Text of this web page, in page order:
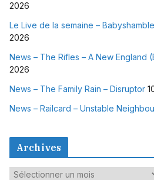
2026
Le Live de la semaine –
2026
News – The Rifles – A New England
2026
News – The Family Rain – Disruptor
News – Railcard – Unstable
Archives
A